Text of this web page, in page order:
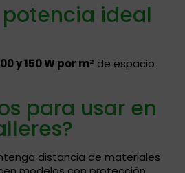
ideal
y 150 W por m² de espacio
para usar en
distancia de materiales